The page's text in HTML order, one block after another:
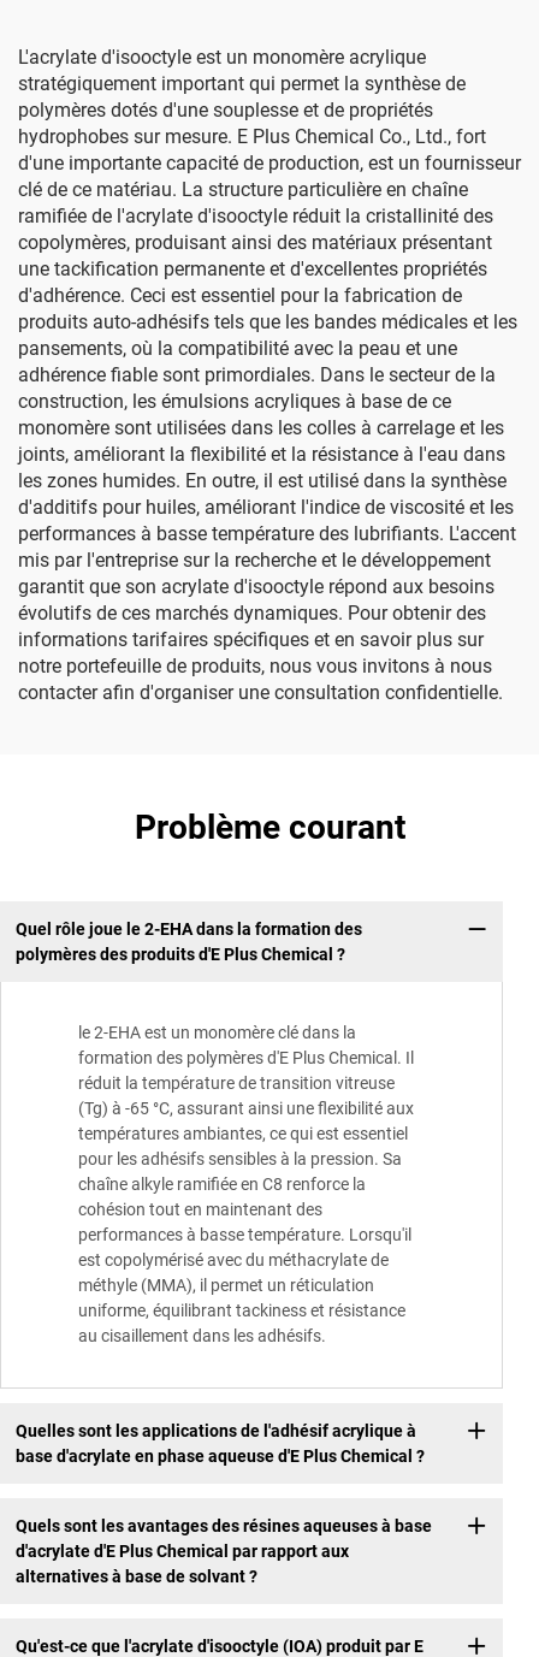
L'acrylate d'isooctyle est un monomère acrylique
stratégiquement important qui permet la synthèse de
polymères dotés d'une souplesse et de propriétés
hydrophobes sur mesure. E Plus Chemical Co., Ltd., fort
d'une importante capacité de production, est un fournisseur
clé de ce matériau. La structure particulière en chaîne
ramifiée de l'acrylate d'isooctyle réduit la cristallinité des
copolymères, produisant ainsi des matériaux présentant
une tackification permanente et d'excellentes propriétés
d'adhérence. Ceci est essentiel pour la fabrication de
produits auto-adhésifs tels que les bandes médicales et les
pansements, où la compatibilité avec la peau et une
adhérence fiable sont primordiales. Dans le secteur de la
construction, les émulsions acryliques à base de ce
monomère sont utilisées dans les colles à carrelage et les
joints, améliorant la flexibilité et la résistance à l'eau dans
les zones humides. En outre, il est utilisé dans la synthèse
d'additifs pour huiles, améliorant l'indice de viscosité et les
performances à basse température des lubrifiants. L'accent
mis par l'entreprise sur la recherche et le développement
garantit que son acrylate d'isooctyle répond aux besoins
évolutifs de ces marchés dynamiques. Pour obtenir des
informations tarifaires spécifiques et en savoir plus sur
notre portefeuille de produits, nous vous invitons à nous
contacter afin d'organiser une consultation confidentielle.
Problème courant
Quel rôle joue le 2-EHA dans la formation des
polymères des produits d'E Plus Chemical ?
le 2-EHA est un monomère clé dans la
formation des polymères d'E Plus Chemical. Il
réduit la température de transition vitreuse
(Tg) à -65 °C, assurant ainsi une flexibilité aux
températures ambiantes, ce qui est essentiel
pour les adhésifs sensibles à la pression. Sa
chaîne alkyle ramifiée en C8 renforce la
cohésion tout en maintenant des
performances à basse température. Lorsqu'il
est copolymérisé avec du méthacrylate de
méthyle (MMA), il permet un réticulation
uniforme, équilibrant tackiness et résistance
au cisaillement dans les adhésifs.
Quelles sont les applications de l'adhésif acrylique à
base d'acrylate en phase aqueuse d'E Plus Chemical ?
Quels sont les avantages des résines aqueuses à base
d'acrylate d'E Plus Chemical par rapport aux
alternatives à base de solvant ?
Qu'est-ce que l'acrylate d'isooctyle (IOA) produit par E